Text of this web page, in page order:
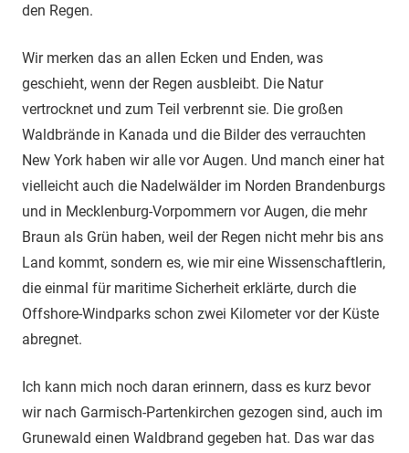
den Regen.
Wir merken das an allen Ecken und Enden, was
geschieht, wenn der Regen ausbleibt. Die Natur
vertrocknet und zum Teil verbrennt sie. Die großen
Waldbrände in Kanada und die Bilder des verrauchten
New York haben wir alle vor Augen. Und manch einer hat
vielleicht auch die Nadelwälder im Norden Brandenburgs
und in Mecklenburg-Vorpommern vor Augen, die mehr
Braun als Grün haben, weil der Regen nicht mehr bis ans
Land kommt, sondern es, wie mir eine Wissenschaftlerin,
die einmal für maritime Sicherheit erklärte, durch die
Offshore-Windparks schon zwei Kilometer vor der Küste
abregnet.
Ich kann mich noch daran erinnern, dass es kurz bevor
wir nach Garmisch-Partenkirchen gezogen sind, auch im
Grunewald einen Waldbrand gegeben hat. Das war das